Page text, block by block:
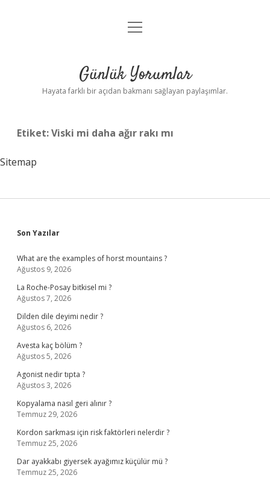
Anasayfa
Yasal Uyarı
menüyü
Günlük Yorumlar
Hayata farklı bir açıdan bakmanı sağlayan paylaşımlar.
Etiket:Viski mi daha ağır rakı mı
Sitemap
Sidebar
Son Yazılar
What are the examples of horst mountains ?
Ağustos 9, 2026
La Roche-Posay bitkisel mi ?
Ağustos 7, 2026
Dilden dile deyimi nedir ?
Ağustos 6, 2026
Avesta kaç bölüm ?
Ağustos 5, 2026
Agonist nedir tıpta ?
Ağustos 3, 2026
Kopyalama nasıl geri alınır ?
Temmuz 29, 2026
Kordon sarkması için risk faktörleri nelerdir ?
Temmuz 25, 2026
Dar ayakkabı giyersek ayağımız küçülür mü ?
Temmuz 25, 2026